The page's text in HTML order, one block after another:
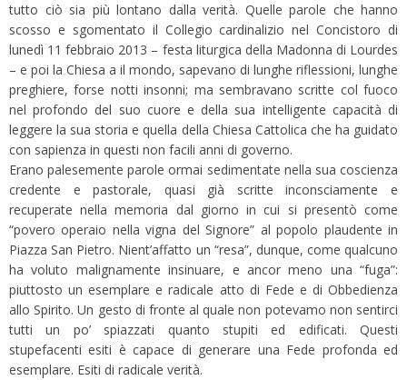
tutto ciò sia più lontano dalla verità. Quelle parole che hanno
scosso e sgomentato il Collegio cardinalizio nel Concistoro di
lunedì 11 febbraio 2013 – festa liturgica della Madonna di Lourdes
– e poi la Chiesa a il mondo, sapevano di lunghe riflessioni, lunghe
preghiere, forse notti insonni; ma sembravano scritte col fuoco
nel profondo del suo cuore e della sua intelligente capacità di
leggere la sua storia e quella della Chiesa Cattolica che ha guidato
con sapienza in questi non facili anni di governo.
Erano palesemente parole ormai sedimentate nella sua coscienza
credente e pastorale, quasi già scritte inconsciamente e
recuperate nella memoria dal giorno in cui si presentò come
“povero operaio nella vigna del Signore” al popolo plaudente in
Piazza San Pietro. Nient’affatto un “resa”, dunque, come qualcuno
ha voluto malignamente insinuare, e ancor meno una “fuga”:
piuttosto un esemplare e radicale atto di Fede e di Obbedienza
allo Spirito. Un gesto di fronte al quale non potevamo non sentirci
tutti un po’ spiazzati quanto stupiti ed edificati. Questi
stupefacenti esiti è capace di generare una Fede profonda ed
esemplare. Esiti di radicale verità.